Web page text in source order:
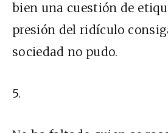
bien una cuestión de
presión del ridículo
sociedad no pudo.
5.